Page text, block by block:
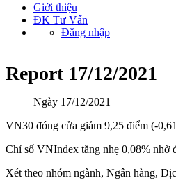
Giới thiệu
ĐK Tư Vấn
Đăng nhập
Report 17/12/2021
Ngày 17/12/2021
VN30 đóng cửa giảm 9,25 điểm (-
Chỉ số VNIndex tăng nhẹ 0,08% nhờ
Xét theo nhóm ngành, Ngân hàng,